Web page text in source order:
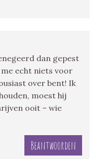
dan gepest
echt niets voor
over bent! Ik
moest hij
ooit – wie
Beantwoorden